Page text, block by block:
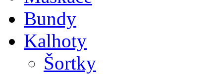
Bundy
Kalhoty
Šortky